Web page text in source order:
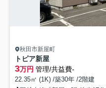
秋田市新屋町
トピア新屋
3万円 管理/共益費-
22.35㎡ (1K) /築30年 /2階建